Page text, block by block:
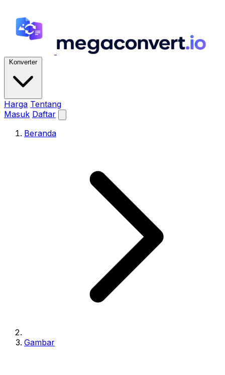
Konverter
Harga Tentang
Masuk Daftar
Beranda
Gambar